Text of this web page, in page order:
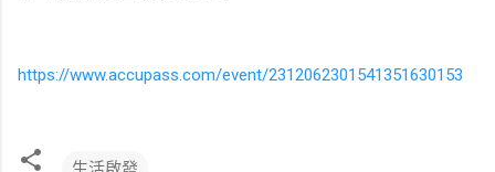
https://www.accupass.com/event/2312062301541351630153